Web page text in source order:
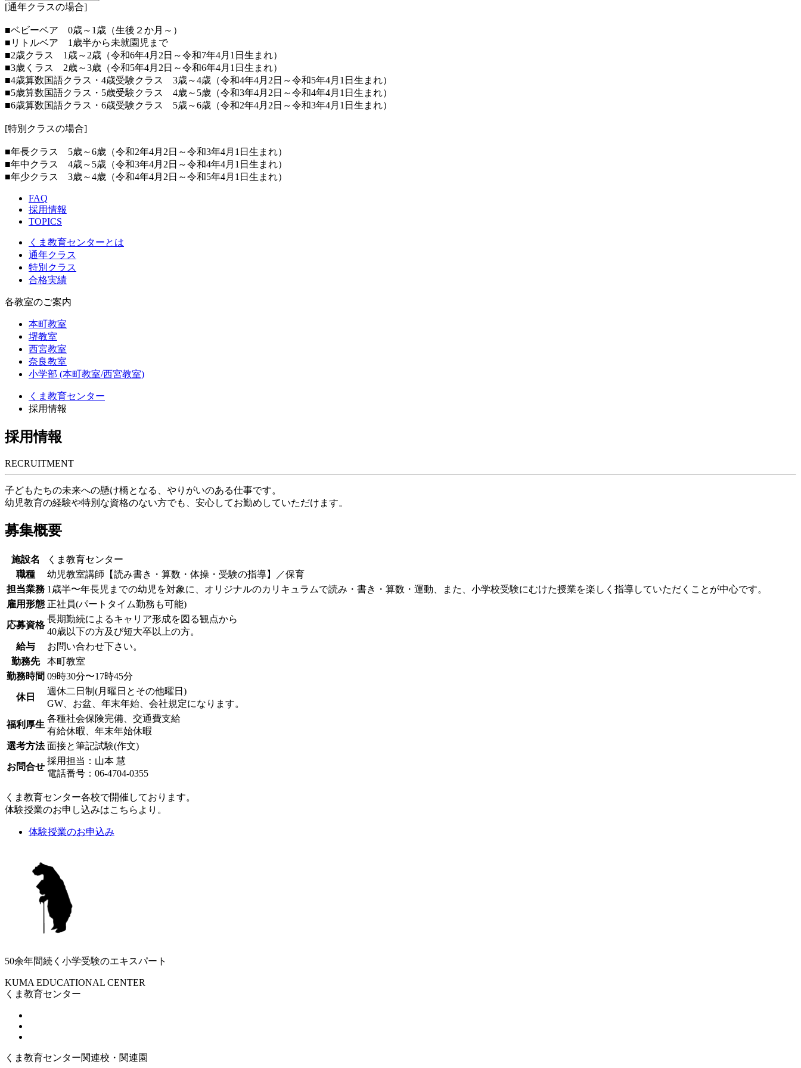
[通年クラスの場合]
■ベビーベア 0歳～1歳（生後２か月～）
■リトルベア 1歳半から未就園児まで
■2歳クラス 1歳～2歳（令和6年4月2日～令和7年4月1日生まれ）
■3歳くラス 2歳～3歳（令和5年4月2日～令和6年4月1日生まれ）
■4歳算数国語クラス・4歳受験クラス 3歳～4歳（令和4年4月2日～令和5年4月1日生まれ）
■5歳算数国語クラス・5歳受験クラス 4歳～5歳（令和3年4月2日～令和4年4月1日生まれ）
■6歳算数国語クラス・6歳受験クラス 5歳～6歳（令和2年4月2日～令和3年4月1日生まれ）
[特別クラスの場合]
■年長クラス 5歳～6歳（令和2年4月2日～令和3年4月1日生まれ）
■年中クラス 4歳～5歳（令和3年4月2日～令和4年4月1日生まれ）
■年少クラス 3歳～4歳（令和4年4月2日～令和5年4月1日生まれ）
FAQ
採用情報
TOPICS
くま教育センターとは
通年クラス
特別クラス
合格実績
各教室のご案内
本町教室
堺教室
西宮教室
奈良教室
小学部 (本町教室/西宮教室)
くま教育センター
採用情報
採用情報
RECRUITMENT
子どもたちの未来への懸け橋となる、やりがいのある仕事です。
幼児教育の経験や特別な資格のない方でも、安心してお勤めしていただけます。
募集概要
施設名
くま教育センター
職種
幼児教室講師【読み書き・算数・体操・受験の指導】／保育
担当業務 1歳半〜年長児までの幼児を対象に、オリジナルのカリキュラムで読み・書き・算数・運動、また、小学校受験にむけた授業を楽しく指導していただくことが中心です。
雇用形態 正社員(パートタイム勤務も可能)
応募資格
長期勤続によるキャリア形成を図る観点から
40歳以下の方及び短大卒以上の方。
給与
お問い合わせ下さい。
勤務先
本町教室
勤務時間 09時30分〜17時45分
休日
週休二日制(月曜日とその他曜日)
GW、お盆、年末年始、会社規定になります。
福利厚生
各種社会保険完備、交通費支給
有給休暇、年末年始休暇
選考方法 面接と筆記試験(作文)
お問合せ
採用担当：山本 慧
電話番号：06-4704-0355
くま教育センター各校で開催しております。
体験授業のお申し込みはこちらより。
体験授業のお申込み
50余年間続く小学受験のエキスパート
KUMA EDUCATIONAL CENTER
くま教育センター
くま教育センター関連校・関連園